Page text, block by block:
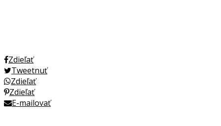
Zdieľať
Tweetnuť
Zdieľať
Zdieľať
E-mailovať